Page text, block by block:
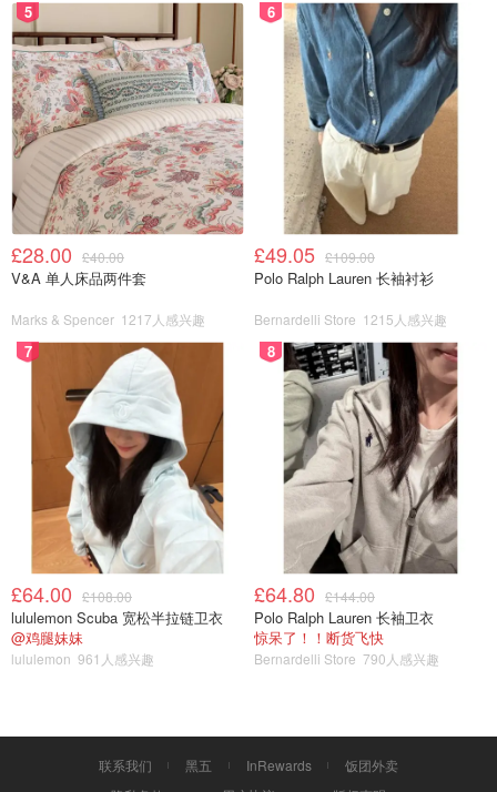
5
£28.00 £40.00
V&A 单人床品两件套
Marks & Spencer 1217人感兴趣
6
£49.05 £109.00
Polo Ralph Lauren 长袖衬衫
Bernardelli Store 1215人感兴趣
7
£64.00 £108.00
lululemon Scuba 宽松半拉链卫衣
@鸡腿妹妹
lululemon 961人感兴趣
8
£64.80 £144.00
Polo Ralph Lauren 长袖卫衣
惊呆了！！断货飞快
Bernardelli Store 790人感兴趣
联系我们 黑五 InRewards
饭团外卖